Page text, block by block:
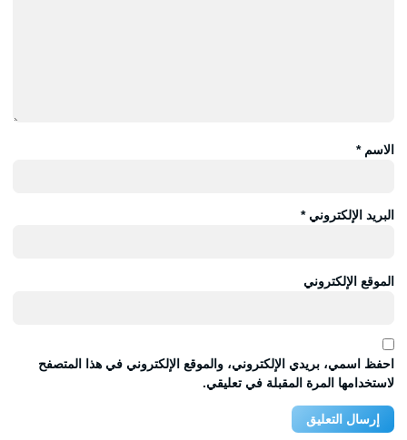
الاسم*
البريد الإلكتروني*
الموقع الإلكتروني
احفظ اسمي، بريدي الإلكتروني، والموقع الإلكتروني في هذا المتصفح
لاستخدامها المرة المقبلة في تعليقي.